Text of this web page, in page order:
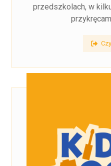
przedszkolach, w